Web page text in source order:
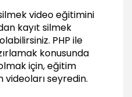
video eğitimini
kayıt silmek
PHP ile
konusunda
için, eğitim
seyredin.